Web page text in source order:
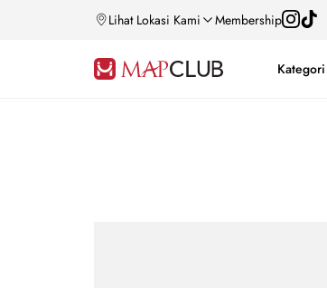
Lihat Lokasi Kami Membership
Kategori